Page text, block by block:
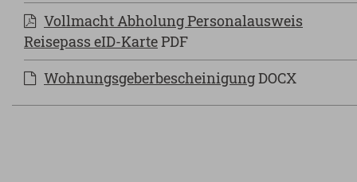
Vollmacht Abholung Personalausweis
Reisepass eID-KartePDF
WohnungsgeberbescheinigungDOCX